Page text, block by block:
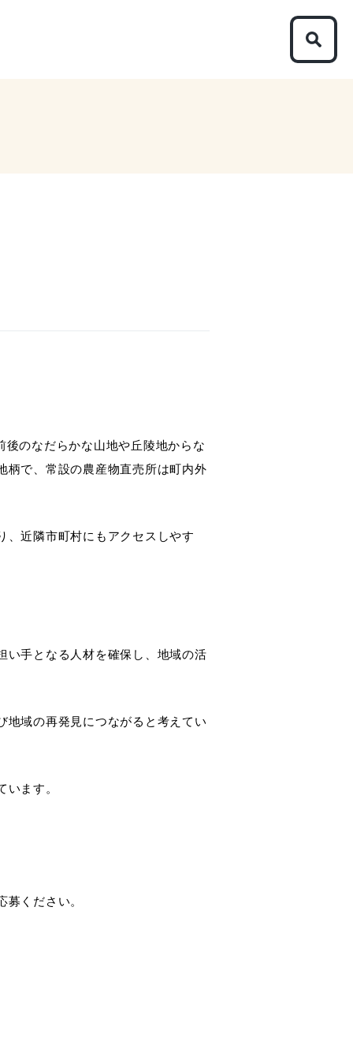
のなだらかな山地や丘陵地からな
柄で、常設の農産物直売所は町内外
、近隣市町村にもアクセスしやす
い手となる人材を確保し、地域の活
地域の再発見につながると考えてい
ます。
ください。